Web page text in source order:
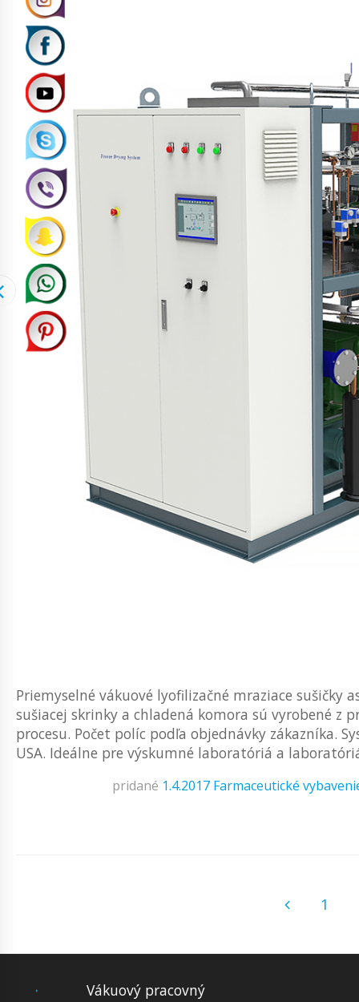
Priemyselné vákuové lyofilizačné mraziace sušičky
sušiacej skrinky a chladená komora sú vyrobené
procesu. Počet políc podľa objednávky zákazníka.
USA. Ideálne pre výskumné laboratóriá a
pridané 1.4.2017 Farmaceutické
1
Vákuový pracovný